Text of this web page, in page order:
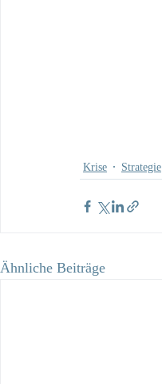
Krise Strategie
Ähnliche Beiträge